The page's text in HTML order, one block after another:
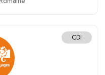
CDI